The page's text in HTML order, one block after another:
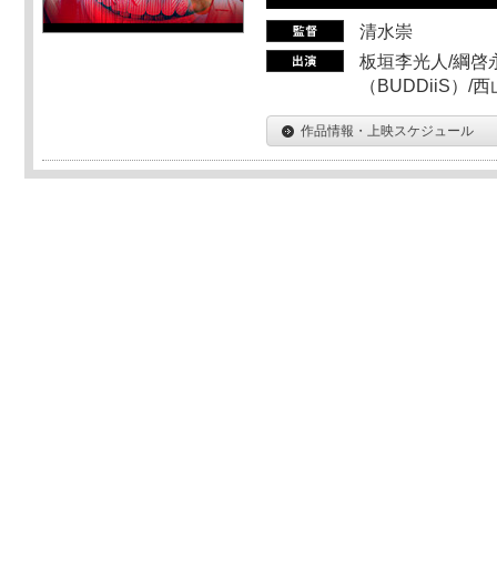
清水崇
板垣李光人/綱啓
（BUDDiiS）/
作品情報・上映スケジュール